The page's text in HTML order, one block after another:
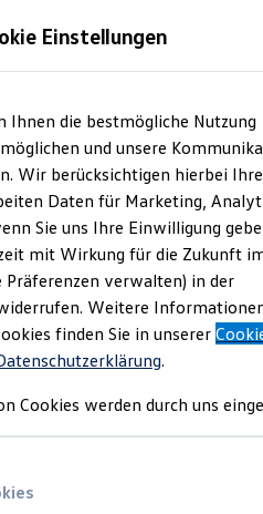
und Gebrauchtwagen
Einstellungen
Ihnen die bestmögliche Nutzung
und unsere
Wir berücksichtigen hierbei Ihre
Daten für Marketing,
Sie uns Ihre Einwilligung
mit Wirkung für die Zukunft
Präferenzen verwalten) in der
Weitere
finden Sie in unserer
.
Cookies werden durch uns